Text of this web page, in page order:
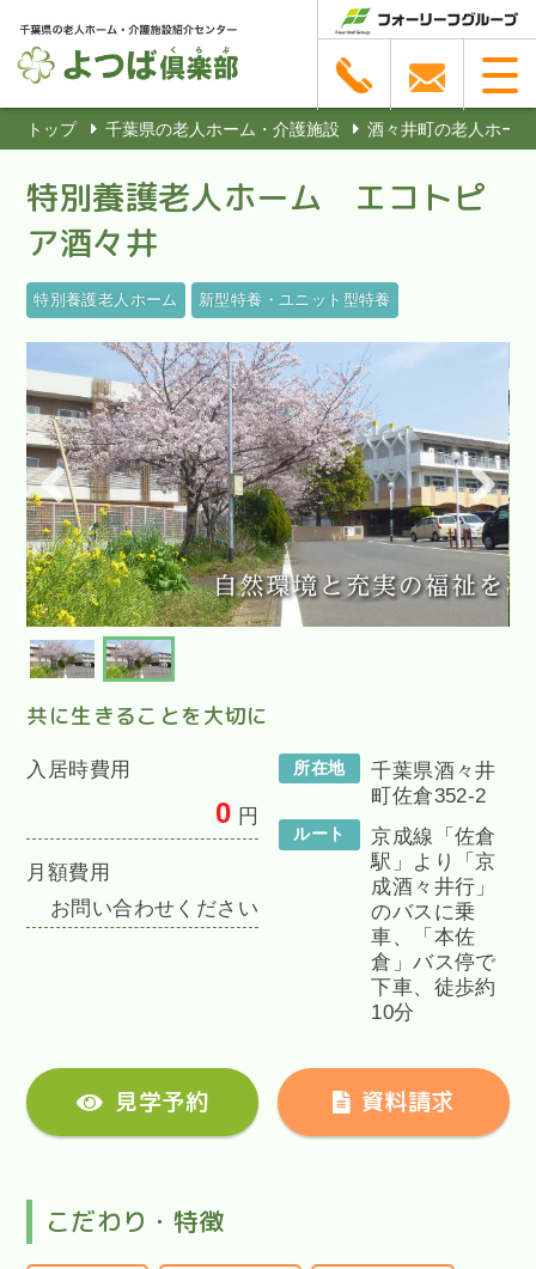
トップ 千葉県の老人ホーム・介護施設 酒々井町の老人ホー
特別養護老人ホーム エコトピ
ア酒々井
特別養護老人ホーム 新型特養・ユニット型特養
共に生きることを大切に
入居時費用
0 円
月額費用
お問い合わせください
所在地
千葉県酒々井
町佐倉352-2
ルート
京成線「佐倉
駅」より「京
成酒々井行」
のバスに乗
車、「本佐
倉」バス停で
下車、徒歩約
10分
見学予約 資料請求
こだわり・特徴